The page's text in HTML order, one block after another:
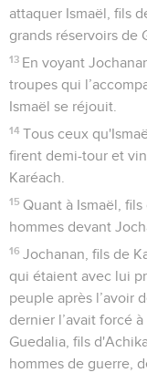
attaquer Ismaël, fils
grands réservoirs de
13 En voyant
troupes qui
Ismaël se réjouit.
14 Tous ceux
firent demi-tour et
Karéach.
15 Quant à Ismaël,
hommes devant
16 Jochanan, fils de
qui étaient avec lui
peuple après l’avoir
dernier l’avait forcé
Guedalia, fils
hommes de guerre,